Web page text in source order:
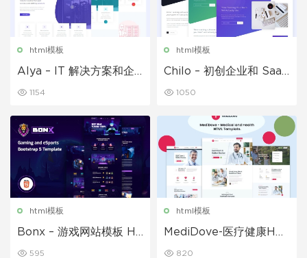
html模板
Alya – IT 解决方案和企
1154
html模板
Chilo – 初创企业和 SaaS
1050
html模板
Bonx – 游戏网站模板 HT
595
html模板
MediDove-医疗健康HT
820